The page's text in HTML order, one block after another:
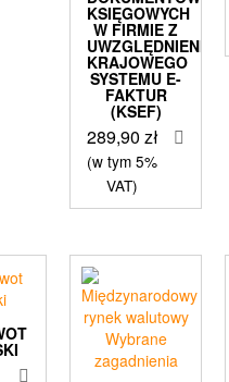
KSIĘGOWYCH
W FIRMIE Z
UWZGLĘDNIENIEM
KRAJOWEGO
SYSTEMU E-
FAKTUR
(KSEF)
289,90 zł
(w tym 5%
VAT)